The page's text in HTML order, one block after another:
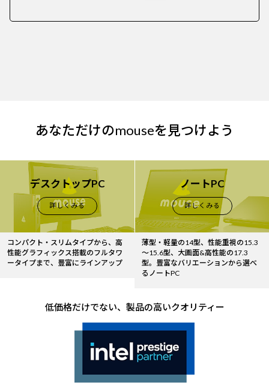
あなただけのmouseを見つけよう
デスクトップPC
詳しくみる
コンパクト・スリムタイプから、高
性能グラフィックス搭載のフルタワ
ータイプまで、豊富にラインアップ
ノートPC
詳しくみる
薄型・軽量の14型、性能重視の15.3
～15.6型、大画面&高性能の17.3
型。豊富なバリエーションから選べ
るノートPC
低価格だけでない、製品の高いクオリティー